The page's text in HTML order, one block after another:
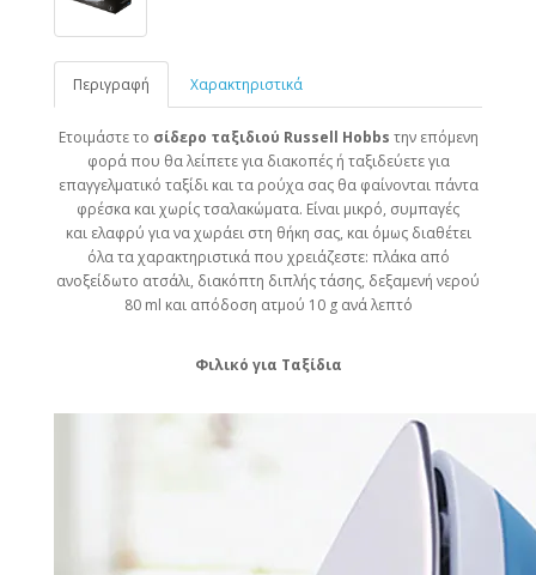
Περιγραφή Χαρακτηριστικά
Ετοιμάστε το σίδερο ταξιδιού Russell Hobbs την επόμενη
φορά που θα λείπετε για διακοπές ή ταξιδεύετε για
επαγγελματικό ταξίδι και τα ρούχα σας θα φαίνονται πάντα
φρέσκα και χωρίς τσαλακώματα. Είναι μικρό, συμπαγές
και ελαφρύ για να χωράει στη θήκη σας, και όμως διαθέτει
όλα τα χαρακτηριστικά που χρειάζεστε: πλάκα από
ανοξείδωτο ατσάλι, διακόπτη διπλής τάσης, δεξαμενή νερού
80 ml και απόδοση ατμού 10 g ανά λεπτό
Φιλικό για Ταξίδια